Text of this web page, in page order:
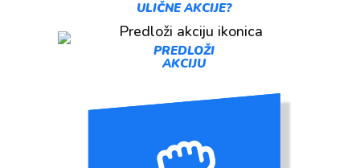
ULIČNE AKCIJE?
PREDLOŽI
AKCIJU